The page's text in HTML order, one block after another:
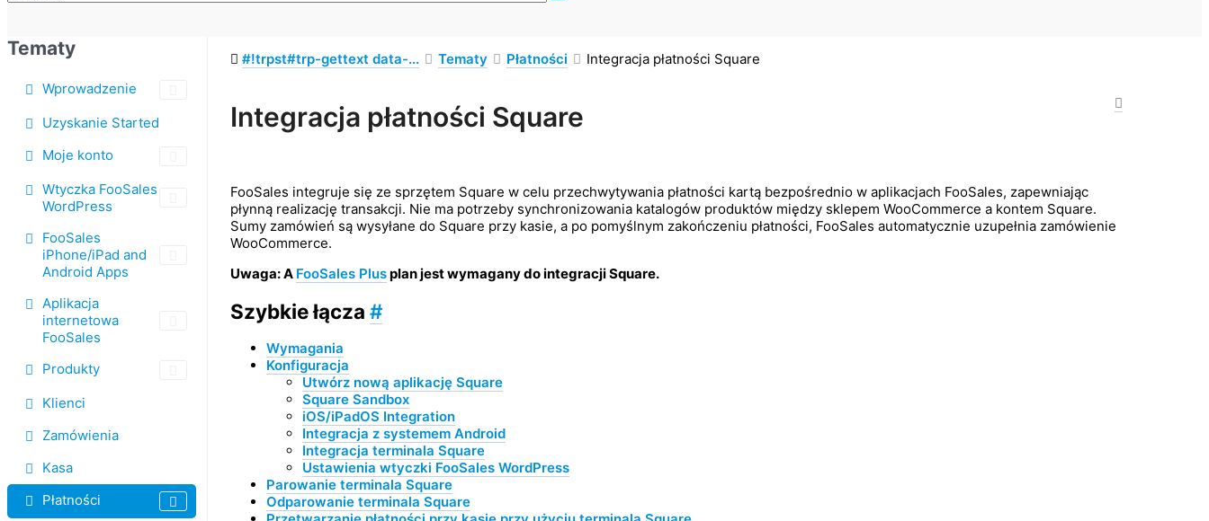
Tematy
Wprowadzenie
Uzyskanie Started
Moje konto
Wtyczka FooSales
WordPress
FooSales
iPhone/iPad and
Android Apps
Aplikacja
internetowa
FooSales
Produkty
Klienci
Zamówienia
Kasa
Płatności
#!trpst#trp-gettext data-... Tematy Płatności Integracja płatności Square
Integracja płatności Square
FooSales integruje się ze sprzętem Square w celu przechwytywania płatności kartą bezpośrednio w aplikacjach FooSales, zapewniając
płynną realizację transakcji. Nie ma potrzeby synchronizowania katalogów produktów między sklepem WooCommerce a kontem Square.
Sumy zamówień są wysyłane do Square przy kasie, a po pomyślnym zakończeniu płatności, FooSales automatycznie uzupełnia zamówienie
WooCommerce.
Uwaga: A FooSales Plusplan jest wymagany do integracji Square.
Szybkie łącza #
Wymagania
Konfiguracja
Utwórz nową aplikację Square
Square Sandbox
iOS/iPadOS Integration
Integracja z systemem Android
Integracja terminala Square
Ustawienia wtyczki FooSales WordPress
Parowanie terminala Square
Odparowanie terminala Square